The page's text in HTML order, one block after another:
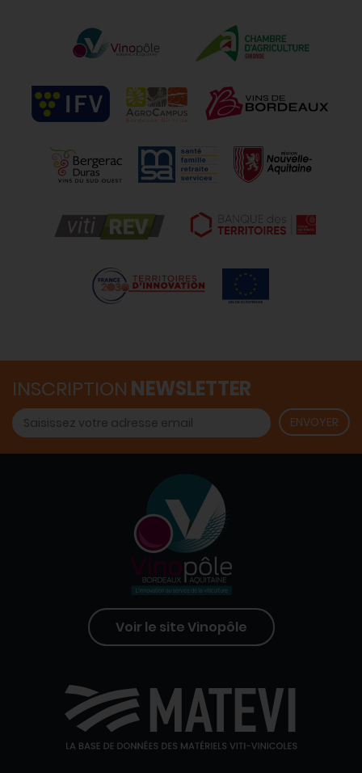
INSCRIPTION NEWSLETTER
Voir le site Vinopôle